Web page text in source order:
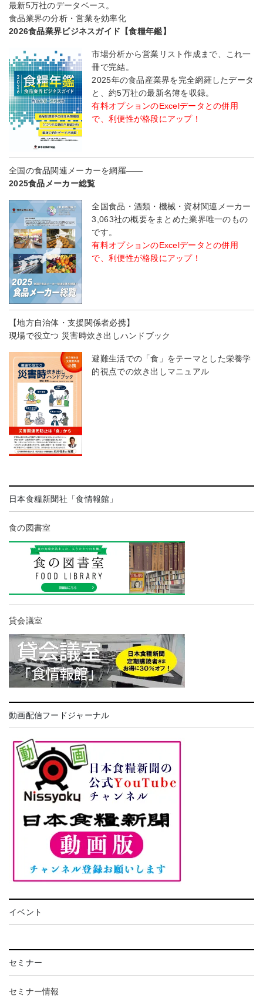
最新5万社のデータベース。
食品業界の分析・営業を効率化
2026食品業界ビジネスガイド【食糧年鑑】
市場分析から営業リスト作成まで、これ一
冊で完結。
2025年の食品産業界を完全網羅したデータ
と、約5万社の最新名簿を収録。
有料オプションのExcelデータとの併用
で、利便性が格段にアップ！
全国の食品関連メーカーを網羅――
2025食品メーカー総覧
全国食品・酒類・機械・資材関連メーカー
3,063社の概要をまとめた業界唯一のもの
です。
有料オプションのExcelデータとの併用
で、利便性が格段にアップ！
【地方自治体・支援関係者必携】
現場で役立つ 災害時炊き出しハンドブック
避難生活での「食」をテーマとした栄養学
的視点での炊き出しマニュアル
日本食糧新聞社「食情報館」
食の図書室
貸会議室
動画配信フードジャーナル
イベント
セミナー
セミナー情報